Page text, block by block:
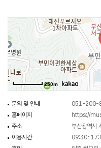
학자와 시민들에게 공개하고 있다
개최하는 등 여러 번의 전시회를
250m
문의 및 안내
051-200-
홈페이지
https://
주소
부산광역시
이용시간